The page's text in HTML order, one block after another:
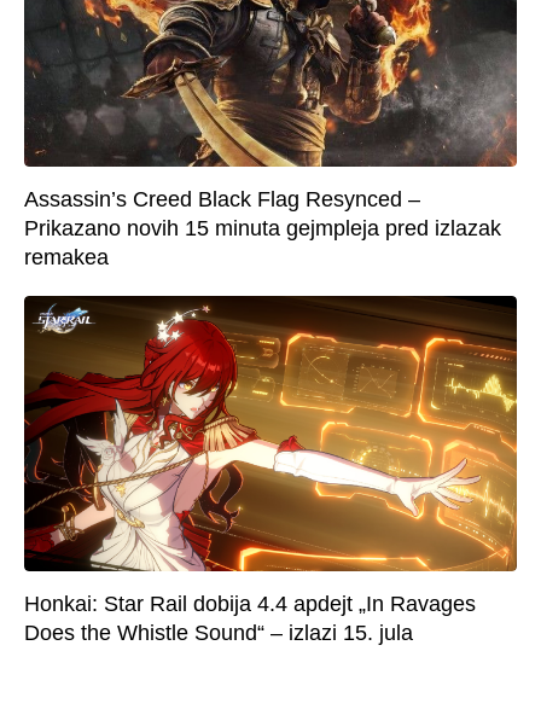
Assassin’s Creed Black Flag Resynced –
Prikazano novih 15 minuta gejmpleja pred izlazak
remakea
Honkai: Star Rail dobija 4.4 apdejt „In Ravages
Does the Whistle Sound“ – izlazi 15. jula